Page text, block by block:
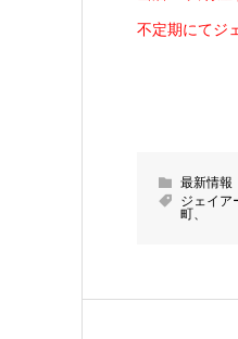
不定期にてジ
最新情報
ジェイ
町、